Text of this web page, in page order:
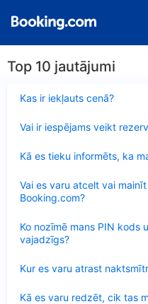
Top 10 jautājumi
Kas ir iekļauts cenā?
Vai ir iespējams veikt
Kā es tieku informēts, ka
Vai es varu atcelt vai
Booking.com?
Ko nozīmē mans PIN kods
vajadzīgs?
Kur es varu atrast
Kā es varu redzēt, cik tas